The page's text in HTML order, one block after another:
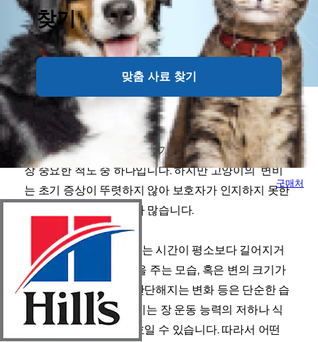
찾기
맞춤 사료 찾기
구매처
고양이의 배변 상태는 소화 기관의 건강을 확인하는 가
장 중요한 척도 중 하나입니다. 하지만 고양이의 변비
는 초기 증상이 뚜렷하지 않아 보호자가 인지하지 못한
채 시기를 놓치는 경우가 많습니다.
고양이가 화장실에 머무는 시간이 평소보다 길어지거
나 배변 시 과도하게 힘을 주는 모습, 혹은 변의 크기가
눈에 띄게 작아지거나 단단해지는 변화 등은 단순한 습
관의 차이가 아닙니다. 이는 장 운동 능력의 저하나 식
이 불균형과 관련된 신호일 수 있습니다. 따라서 어떤